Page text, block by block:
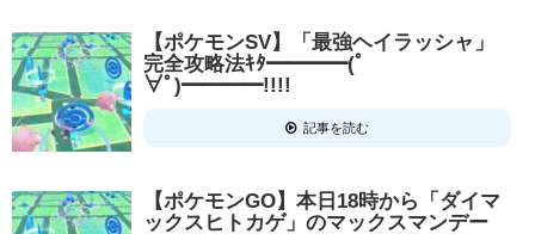
【ポケモンSV】「最強ヘイラッシャ」
完全攻略法ｷﾀ━━━━(ﾟ
∀ﾟ)━━━━!!!!
記事を読む
【ポケモンGO】本日18時から「ダイマ
ックスヒトカゲ」のマックスマンデー